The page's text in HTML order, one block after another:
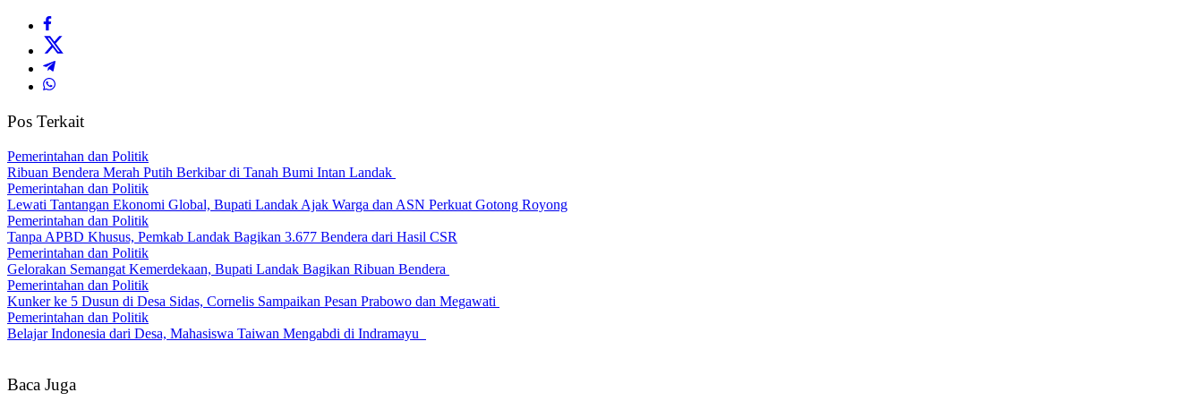
Pos Terkait
Pemerintahan dan Politik
Ribuan Bendera Merah Putih Berkibar di Tanah Bumi Intan Landak
Pemerintahan dan Politik
Lewati Tantangan Ekonomi Global, Bupati Landak Ajak Warga dan ASN Perkuat Gotong Royong
Pemerintahan dan Politik
Tanpa APBD Khusus, Pemkab Landak Bagikan 3.677 Bendera dari Hasil CSR
Pemerintahan dan Politik
Gelorakan Semangat Kemerdekaan, Bupati Landak Bagikan Ribuan Bendera
Pemerintahan dan Politik
Kunker ke 5 Dusun di Desa Sidas, Cornelis Sampaikan Pesan Prabowo dan Megawati
Pemerintahan dan Politik
Belajar Indonesia dari Desa, Mahasiswa Taiwan Mengabdi di Indramayu
Baca Juga